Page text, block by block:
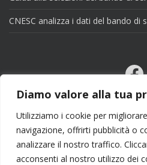
Diamo valore alla tua
Utilizziamo i cookie per
navigazione, offrirti pubblicità o
analizzare il nostro traffico.
acconsenti al nostro utilizzo dei
CNESC analizza i dati del bando di
X